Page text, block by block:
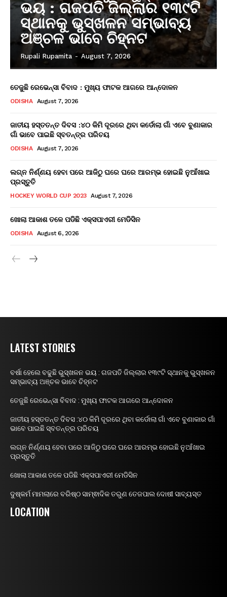
ଭୟ : ଗଜପତି ଜିଲ୍ଲାର ୧୩୯ଟି
ସ୍ଥାନକୁ ଭୁସ୍ଖଳନ ସମ୍ଭାବ୍ୟ
ଅଞ୍ଚଳ ଭାବେ ଚିହ୍ନଟ
Rupali Rupamita - August 7, 2026
ତେଜୁଛି ରେଭେନ୍ସା ବିବାଦ : ମୁଖ୍ୟ ଫାଟକ ଆଗରେ ଆନ୍ଦୋଳନ
ODISHA August 7, 2026
ଜାତୀୟ ହସ୍ତତନ୍ତ ଦିବସ :୪୦ କିମି ଦୂରରେ ଥିବା କର୍ଡୋଲା ଗାଁ ଏବେ ବୁଣାକାର
ଗାଁ ଭାବେ ପାଇଛି ସ୍ବତନ୍ତ୍ର ପରିଚୟ
ODISHA August 7, 2026
ଲଗ୍ନ ନିର୍ଣ୍ଣୟ ହେବା ପରେ ଆଜିଠୁ ଘରେ ଘରେ ଆରମ୍ଭ ହୋଇଛି ନୁଆଁଖାଇ
ପ୍ରସ୍ତୁତି
HOCKEY WORLD CUP 2023 August 7, 2026
ଖୋଲା ଆକାଶ ତଳେ ପଡିଛି ଏକ୍ସପାଏରୀ ମେଡିସିନ
ODISHA August 6, 2026
LATEST STORIES
ବର୍ଷା ହେଲେ ବଢୁଛି ଭୁସ୍ଖଳନ ଭୟ : ଗଜପତି ଜିଲ୍ଲାର ୧୩୯ଟି ସ୍ଥାନକୁ ଭୁସ୍ଖଳନ
ସମ୍ଭାବ୍ୟ ଅଞ୍ଚଳ ଭାବେ ଚିହ୍ନଟ
ତେଜୁଛି ରେଭେନ୍ସା ବିବାଦ : ମୁଖ୍ୟ ଫାଟକ ଆଗରେ ଆନ୍ଦୋଳନ
ଜାତୀୟ ହସ୍ତତନ୍ତ ଦିବସ :୪୦ କିମି ଦୂରରେ ଥିବା କର୍ଡୋଲା ଗାଁ ଏବେ ବୁଣାକାର ଗାଁ
ଭାବେ ପାଇଛି ସ୍ବତନ୍ତ୍ର ପରିଚୟ
ଲଗ୍ନ ନିର୍ଣ୍ଣୟ ହେବା ପରେ ଆଜିଠୁ ଘରେ ଘରେ ଆରମ୍ଭ ହୋଇଛି ନୁଆଁଖାଇ
ପ୍ରସ୍ତୁତି
ଖୋଲା ଆକାଶ ତଳେ ପଡିଛି ଏକ୍ସପାଏରୀ ମେଡିସିନ
ଦୁଷ୍କର୍ମ ମାମଲାରେ ବରିଷ୍ଠ ସାମ୍ଵାଦିକ ତରୁଣ ତେଜପାଲ ଦୋଷୀ ସାବ୍ୟସ୍ତ
LOCATION